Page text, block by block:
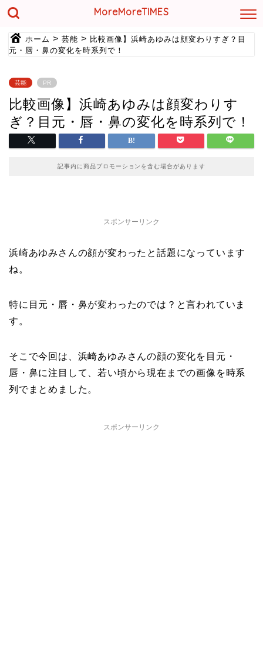
MoreMoreTIMES
ホーム > 芸能 > 比較画像】浜崎あゆみは顔変わりすぎ？目
元・唇・鼻の変化を時系列で！
芸能 PR
比較画像】浜崎あゆみは顔変わりす
ぎ？目元・唇・鼻の変化を時系列で！
記事内に商品プロモーションを含む場合があります
スポンサーリンク
浜崎あゆみさんの顔が変わったと話題になっています
ね。
特に目元・唇・鼻が変わったのでは？と言われていま
す。
そこで今回は、浜崎あゆみさんの顔の変化を目元・
唇・鼻に注目して、若い頃から現在までの画像を時系
列でまとめました。
スポンサーリンク